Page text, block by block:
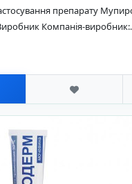
препарату
Компанія-